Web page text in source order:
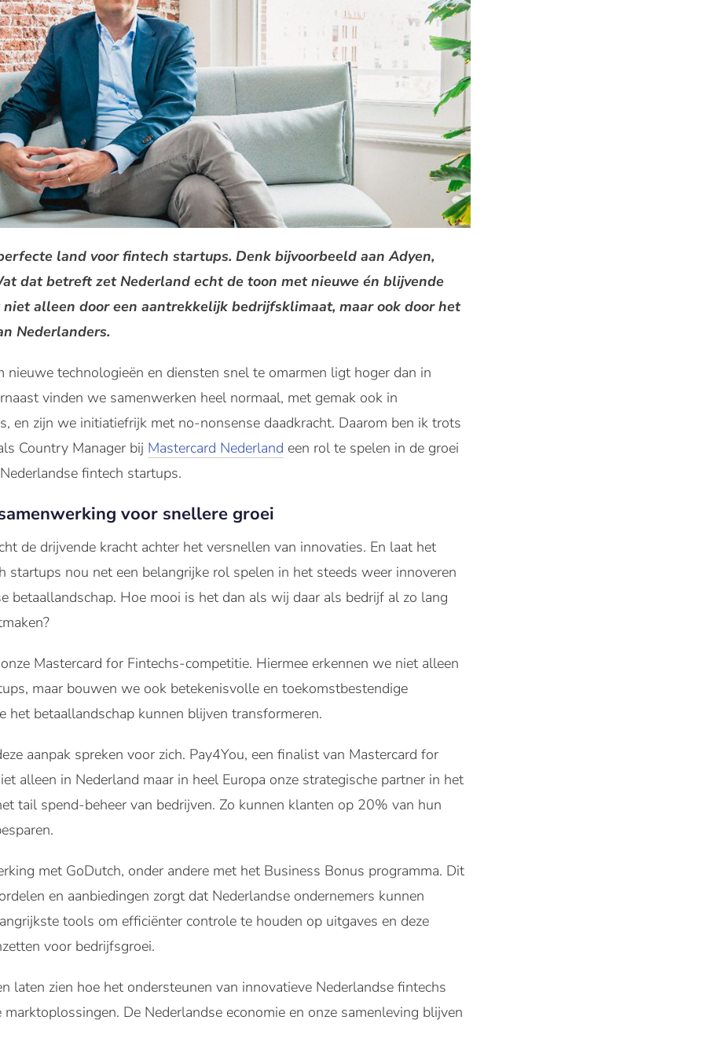
land voor fintech startups. Denk bijvoorbeeld aan Adyen,
dat betreft zet Nederland echt de toon met nieuwe én blijvende
alleen door een aantrekkelijk bedrijfsklimaat, maar ook door het
Nederlanders.
nieuwe technologieën en diensten snel te omarmen ligt hoger dan in
vinden we samenwerken heel normaal, met gemak ook in
en zijn we initiatiefrijk met no-nonsense daadkracht. Daarom ben ik trots
Country Manager bij Mastercard Nederland een rol te spelen in de groei
fintech startups.
voor snellere groei
de drijvende kracht achter het versnellen van innovaties. En laat het
startups nou net een belangrijke rol spelen in het steeds weer innoveren
betaallandschap. Hoe mooi is het dan als wij daar als bedrijf al zo lang
Mastercard for Fintechs-competitie. Hiermee erkennen we niet alleen
maar bouwen we ook betekenisvolle en toekomstbestendige
het betaallandschap kunnen blijven transformeren.
aanpak spreken voor zich. Pay4You, een finalist van Mastercard for
alleen in Nederland maar in heel Europa onze strategische partner in het
tail spend-beheer van bedrijven. Zo kunnen klanten op 20% van hun
met GoDutch, onder andere met het Business Bonus programma. Dit
en aanbiedingen zorgt dat Nederlandse ondernemers kunnen
tools om efficiënter controle te houden op uitgaves en deze
voor bedrijfsgroei.
laten zien hoe het ondersteunen van innovatieve Nederlandse fintechs
De Nederlandse economie en onze samenleving blijven